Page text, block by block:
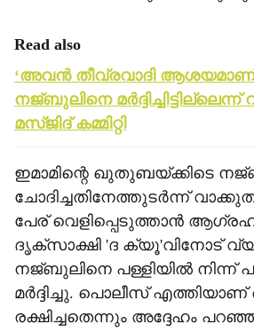
Read also
‘അവന്‍ തീവ്രവാദി
നജ്ബുലിനെ
മസ്ജിദ് കമ്മിറ്റി
ഇമാമിന്റെ ഖുതുബയ്ക്കിടെ
ചോദിച്ചതിനേത്തുടര്‍ന്ന്
പേര് വെളിപ്പെടുത്താന്‍
ദൃക്സാക്ഷി 'ദ ക്യൂ'വിനോട്
നജ്ബുലിനെ പള്ളിയില്‍ നിന്ന്
മര്‍ദ്ദിച്ചു. പൊലീസ്
രക്ഷിച്ചതെന്നും അദ്ദേഹം